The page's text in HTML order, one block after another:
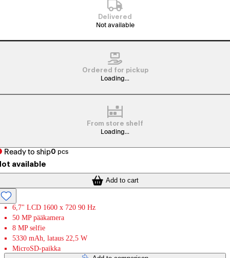
Delivered
Not available
Ordered for pickup
Loading...
From store shelf
Loading...
Ready to ship0 pcs
available
Add to cart
6,7" LCD 1600 x 720 90 Hz
50 MP pääkamera
8 MP selfie
5330 mAh, lataus 22,5 W
MicroSD-paikka